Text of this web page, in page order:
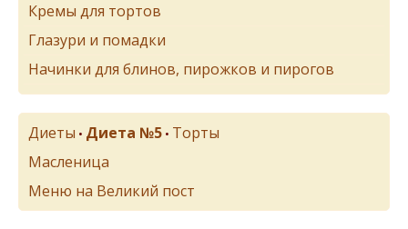
Кремы для тортов
Глазури и помадки
Начинки для блинов, пирожков и пирогов
Диеты • Диета №5 • Торты
Масленица
Меню на Великий пост